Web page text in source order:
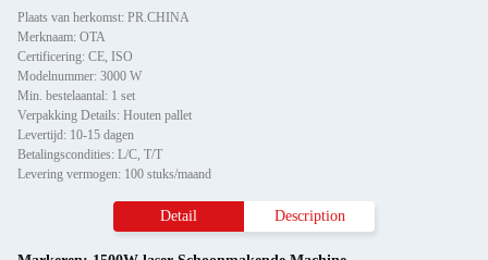
Plaats van herkomst: PR.CHINA
Merknaam: OTA
Certificering: CE, ISO
Modelnummer: 3000 W
Min. bestelaantal: 1 set
Verpakking Details: Houten pallet
Levertijd: 10-15 dagen
Betalingscondities: L/C, T/T
Levering vermogen: 100 stuks/maand
Detail Description